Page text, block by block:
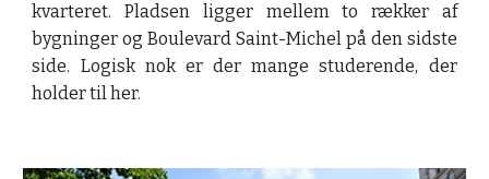
kvarteret. Pladsen ligger mellem to rækker af
bygninger og Boulevard Saint-Michel på den sidste
side. Logisk nok er der mange studerende, der
holder til her.